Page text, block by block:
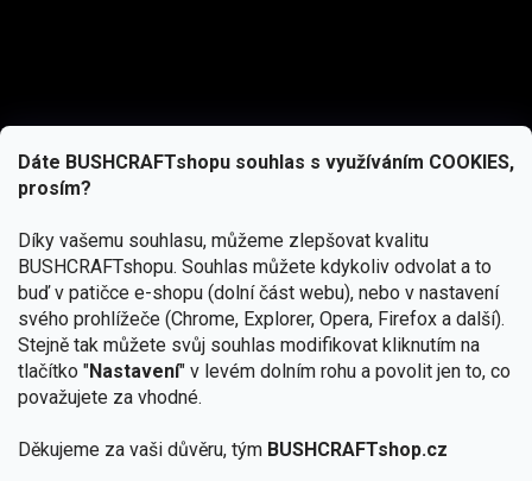
Dáte BUSHCRAFTshopu souhlas s využíváním COOKIES,
prosím?
Díky vašemu souhlasu, můžeme zlepšovat kvalitu
BUSHCRAFTshopu. Souhlas můžete kdykoliv odvolat a to
buď v patičce e-shopu (dolní část webu), nebo v nastavení
svého prohlížeče (Chrome, Explorer, Opera, Firefox a další).
Stejně tak můžete svůj souhlas modifikovat kliknutím na
tlačítko "Nastavení" v levém dolním rohu a povolit jen to, co
považujete za vhodné.
Děkujeme za vaši důvěru, tým BUSHCRAFTshop.cz
podmínkami ochrany osobních údajů